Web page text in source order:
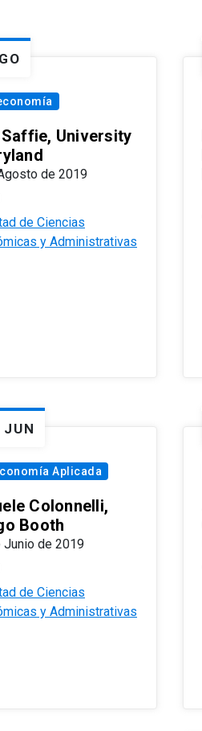
Saffie, University
de 2019
de Ciencias
y Administrativas
JUN
Aplicada
Colonnelli,
Booth
Junio de 2019
de Ciencias
y Administrativas